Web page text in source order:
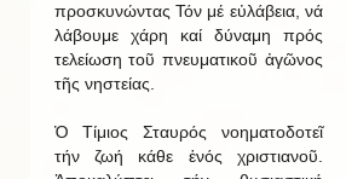
προσκυνώντας Τόν μέ εὐλάβεια, νά
λάβουμε χάρη καί δύναμη πρός
τελείωση τοῦ πνευματικοῦ ἀγῶνος
τῆς νηστείας.
Ὁ Τίμιος Σταυρός νοηματοδοτεῖ
τήν ζωή κάθε ἑνός χριστιανοῦ.